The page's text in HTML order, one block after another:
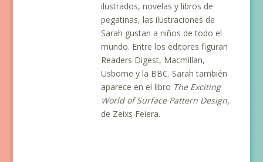
ilustrados, novelas y libros de
pegatinas, las ilustraciones de
Sarah gustan a niños de todo el
mundo. Entre los editores figuran
Readers Digest, Macmillan,
Usborne y la BBC. Sarah también
aparece en el libro The Exciting
World of Surface Pattern Design,
de Zeixs Feiera.